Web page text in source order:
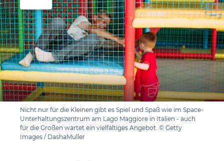
Nicht nur für die Kleinen gibt es Spiel und Spaß wie im Space-
Unterhaltungszentrum am Lago Maggiore in Italien - auch
für die Großen wartet ein vielfältiges Angebot. © Getty
Images / DashaMuller